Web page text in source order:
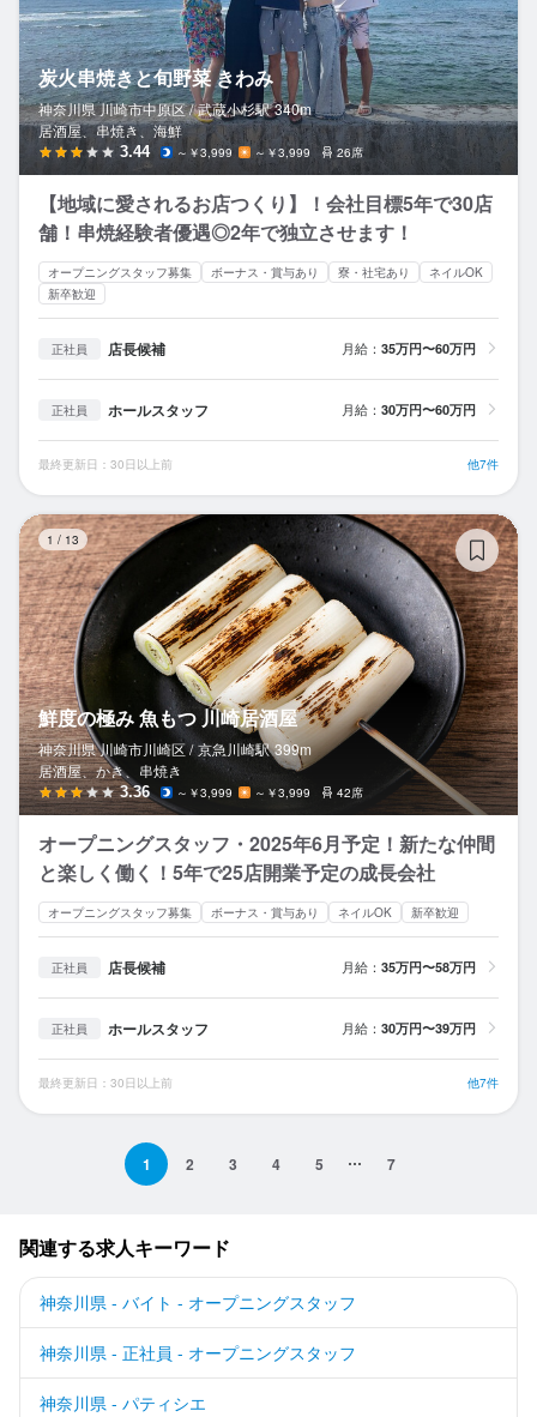
炭火串焼きと旬野菜 きわみ
神奈川県 川崎市中原区 / 武蔵小杉駅 340m
居酒屋、串焼き、海鮮
3.44 ～￥3,999 ～￥3,999 26席
【地域に愛されるお店つくり】！会社目標5年で30店
舗！串焼経験者優遇◎2年で独立させます！
オープニングスタッフ募集 ボーナス・賞与あり 寮・社宅あり
ネイルOK
新卒歓迎
正社員 店長候補 月給： 35万円〜60万円
正社員 ホールスタッフ 月給： 30万円〜60万円
最終更新日：30日以上前 他7件
1 / 13
鮮度の極み 魚もつ 川崎居酒屋
神奈川県 川崎市川崎区 / 京急川崎駅 399m
居酒屋、かき、串焼き
3.36 ～￥3,999 ～￥3,999 42席
オープニングスタッフ・2025年6月予定！新たな仲間
と楽しく働く！5年で25店開業予定の成長会社
オープニングスタッフ募集 ボーナス・賞与あり ネイルOK 新卒歓迎
正社員 店長候補 月給： 35万円〜58万円
正社員 ホールスタッフ 月給： 30万円〜39万円
最終更新日：30日以上前 他7件
1 2 3 4 5 7
関連する求人キーワード
神奈川県 - バイト - オープニングスタッフ
神奈川県 - 正社員 - オープニングスタッフ
神奈川県 - パティシエ